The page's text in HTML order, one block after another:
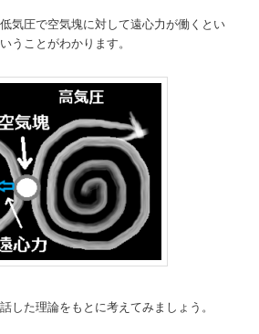
気圧で空気塊に対して遠心力が働くとい
うことがわかります。
した理論をもとに考えてみましょう。